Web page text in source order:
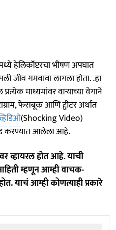
हेलिकॉप्टरचा भीषण अपघात
जीव गमवावा लागला होता. .हा
माध्यमांवर वाऱ्याच्या वेगाने
फेसबूक आणि ट्वीटर अर्थात
(Shocking Video)
करण्यात आलेला आहे.
व्हायरल होत आहे. याची
म्हणून आम्ही वाचक-
याचं आम्ही कोणत्याही प्रकारे